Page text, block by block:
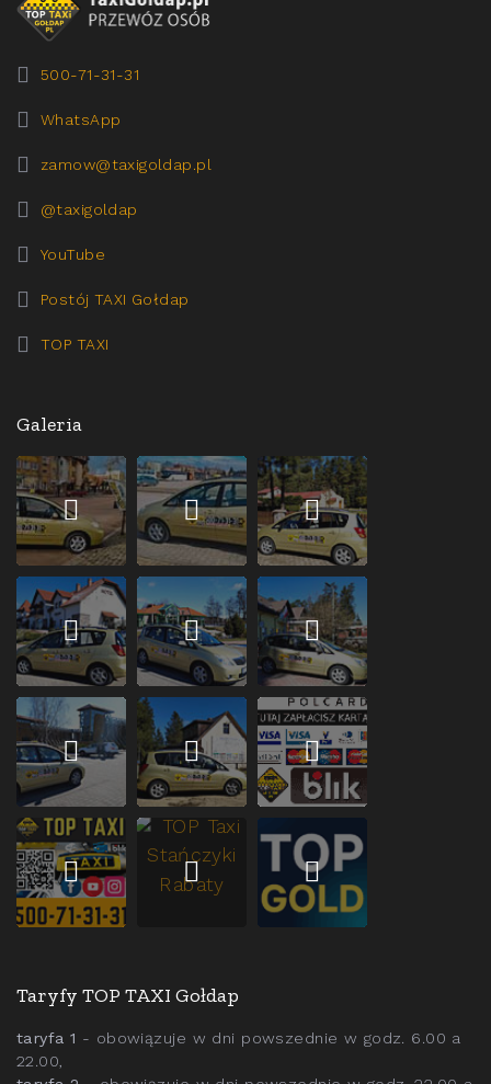
500-71-31-31
WhatsApp
zamow@taxigoldap.pl
@taxigoldap
YouTube
Postój TAXI Gołdap
TOP TAXI
Galeria
Taryfy TOP TAXI Gołdap
taryfa 1 - obowiązuje w dni powszednie w godz. 6.00 a
22.00,